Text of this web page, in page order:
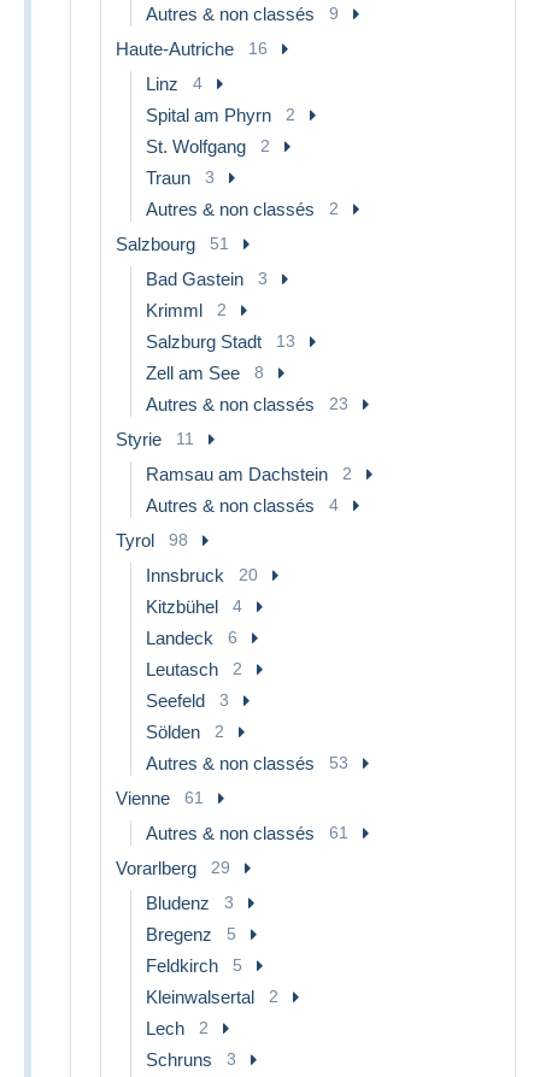
Autres & non classés 9
Haute-Autriche 16
Linz 4
Spital am Phyrn 2
St. Wolfgang 2
Traun 3
Autres & non classés 2
Salzbourg 51
Bad Gastein 3
Krimml 2
Salzburg Stadt 13
Zell am See 8
Autres & non classés 23
Styrie 11
Ramsau am Dachstein 2
Autres & non classés 4
Tyrol 98
Innsbruck 20
Kitzbühel 4
Landeck 6
Leutasch 2
Seefeld 3
Sölden 2
Autres & non classés 53
Vienne 61
Autres & non classés 61
Vorarlberg 29
Bludenz 3
Bregenz 5
Feldkirch 5
Kleinwalsertal 2
Lech 2
Schruns 3